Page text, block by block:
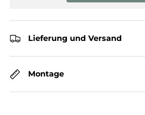
Lieferung und Versand
Montage